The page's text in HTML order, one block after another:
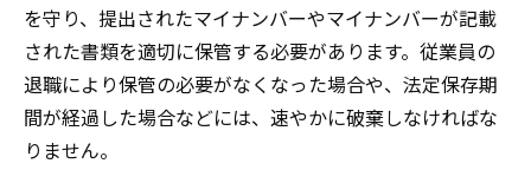
を守り、提出されたマイナンバーやマイナンバーが記載
された書類を適切に保管する必要があります。従業員の
退職により保管の必要がなくなった場合や、法定保存期
間が経過した場合などには、 速やかに破棄しなければな
りません。